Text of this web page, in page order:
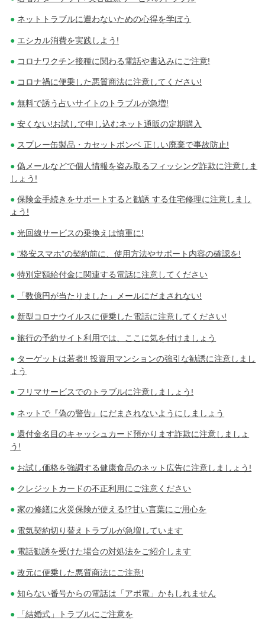
ネットトラブルに遭わないための心得を学ぼう
エシカル消費を実践しよう!
コロナワクチン接種に関わる電話や書込みにご注意!
コロナ禍に便乗した悪質商法に注意してください!
無料で誘う占いサイトのトラブルが急増!
安くない!お試しで申し込むネット通販の定期購入
スプレー缶製品・カセットボンベ 正しい廃棄で事故防止!
偽メールなどで個人情報を盗み取るフィッシング詐欺に注意しま
しょう!
保険金手続きをサポートすると勧誘 する住宅修理に注意しまし
ょう!
光回線サービスの乗換えは慎重に!
”格安スマホ”の契約前に、使用方法やサポート内容の確認を!
特別定額給付金に関連する電話に注意してください
「数億円が当たりました」メールにだまされない!
新型コロナウイルスに便乗した電話に注意してください!
旅行の予約サイト利用では、ここに気を付けましょう
ターゲットは若者‼ 投資用マンションの強引な勧誘に注意しまし
ょう
フリマサービスでのトラブルに注意しましょう!
ネットで『偽の警告』にだまされないようにしましょう
還付金名目のキャッシュカード預かります詐欺に注意しましょ
う!
お試し価格を強調する健康食品のネット広告に注意しましょう!
クレジットカードの不正利用にご注意ください
家の修繕に火災保険が使える!?甘い言葉にご用心を
電気契約切り替えトラブルが急増しています
電話勧誘を受けた場合の対処法をご紹介します
改元に便乗した悪質商法にご注意!
知らない番号からの電話は「アポ電」かもしれません
「結婚式」トラブルにご注意を